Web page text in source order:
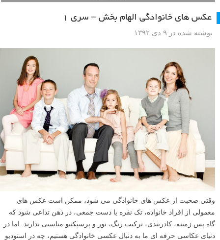
عکس های خانوادگی الهام بخش – سری ۱
نوشته شده در ۹ دی ۱۳۹۲
وقتی صحبت از عکس های خانوادگی می شود، ممکن است عکس های
معمولی از افراد خانواده، تک نفره یا دست جمعی، در ذهن تداعی شود که
گاه پس زمینه، کادربندی، ترکیب رنگ، نور و پرسپکتیو مناسبی ندارند. اما در
دنیای عکاسی حرفه ای ما به دنبال عکسی خانوادگی هستیم، چه در استودیو